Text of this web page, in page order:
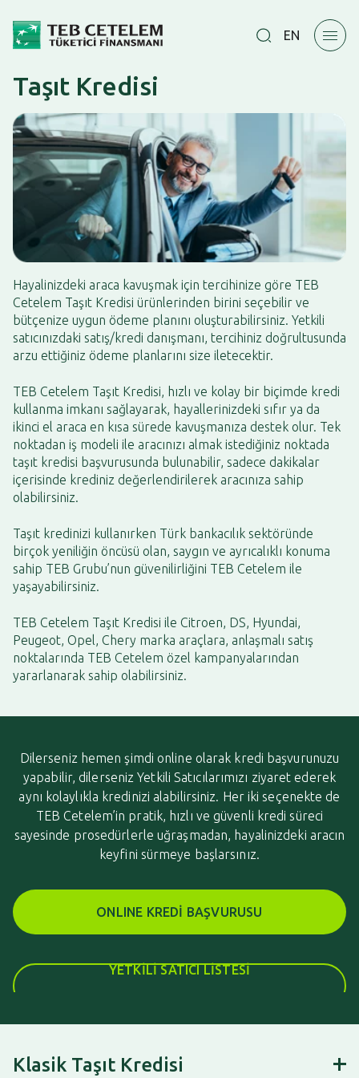
EN
Taşıt Kredisi
Hayalinizdeki araca kavuşmak için tercihinize göre TEB
Cetelem Taşıt Kredisi ürünlerinden birini seçebilir ve
bütçenize uygun ödeme planını oluşturabilirsiniz. Yetkili
satıcınızdaki satış/kredi danışmanı, tercihiniz doğrultusunda
arzu ettiğiniz ödeme planlarını size iletecektir.
TEB Cetelem Taşıt Kredisi, hızlı ve kolay bir biçimde kredi
kullanma imkanı sağlayarak, hayallerinizdeki sıfır ya da
ikinci el araca en kısa sürede kavuşmanıza destek olur. Tek
noktadan iş modeli ile aracınızı almak istediğiniz noktada
taşıt kredisi başvurusunda bulunabilir, sadece dakikalar
içerisinde krediniz değerlendirilerek aracınıza sahip
olabilirsiniz.
Taşıt kredinizi kullanırken Türk bankacılık sektöründe
birçok yeniliğin öncüsü olan, saygın ve ayrıcalıklı konuma
sahip TEB Grubu’nun güvenilirliğini TEB Cetelem ile
yaşayabilirsiniz.
TEB Cetelem Taşıt Kredisi ile Citroen, DS, Hyundai,
Peugeot, Opel, Chery marka araçlara, anlaşmalı satış
noktalarında TEB Cetelem özel kampanyalarından
yararlanarak sahip olabilirsiniz.
Dilerseniz hemen şimdi online olarak kredi başvurunuzu
yapabilir, dilerseniz Yetkili Satıcılarımızı ziyaret ederek
aynı kolaylıkla kredinizi alabilirsiniz. Her iki seçenekte de
TEB Cetelem’in pratik, hızlı ve güvenli kredi süreci
sayesinde prosedürlerle uğraşmadan, hayalinizdeki aracın
keyfini sürmeye başlarsınız.
ONLINE KREDİ BAŞVURUSU
YETKİLİ SATICI LİSTESİ
Klasik Taşıt Kredisi